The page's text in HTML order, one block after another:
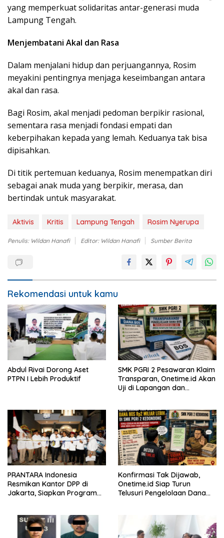
yang memperkuat solidaritas antar-generasi muda
Lampung Tengah.
Menjembatani Akal dan Rasa
Dalam menjalani hidup dan perjuangannya, Rosim
meyakini pentingnya menjaga keseimbangan antara
akal dan rasa.
Bagi Rosim, akal menjadi pedoman berpikir rasional,
sementara rasa menjadi fondasi empati dan
keberpihakan kepada yang lemah. Keduanya tak bisa
dipisahkan.
Di titik pertemuan keduanya, Rosim menempatkan diri
sebagai anak muda yang berpikir, merasa, dan
bertindak untuk masyarakat.
Aktivis Kritis Lampung Tengah Rosim Nyerupa
Penulis: Wildan Hanafi Editor: Wildan Hanafi Sumber Berita
Rekomendasi untuk kamu
Abdul Rivai Dorong Aset
PTPN I Lebih Produktif
SMK PGRI 2 Pesawaran Klaim
Transparan, Onetime.id Akan
Uji di Lapangan dan
PRANTARA Indonesia
Resmikan Kantor DPP di
Jakarta, Siapkan Program
Konfirmasi Tak Dijawab,
Onetime.id Siap Turun
Telusuri Pengelolaan Dana